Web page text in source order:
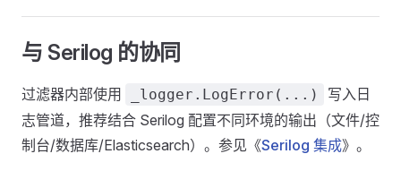
与 Serilog 的协同
过滤器内部使用 _logger.LogError(...)
写入日
志管道，推荐结合 Serilog 配置不同环境的输出（文件/控
制台/数据库/Elasticsearch）。参见《Serilog 集成》。